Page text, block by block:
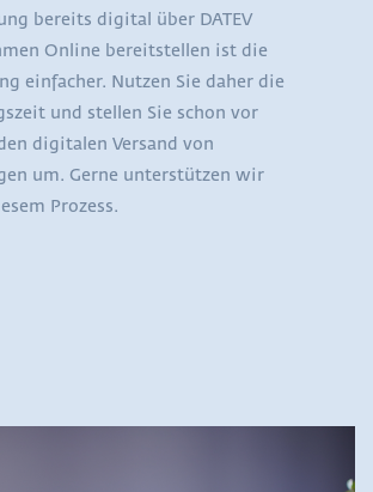
bereits digital über DATEV
Online bereitstellen ist die
einfacher. Nutzen Sie daher die
und stellen Sie schon vor
digitalen Versand von
um. Gerne unterstützen wir
Prozess.